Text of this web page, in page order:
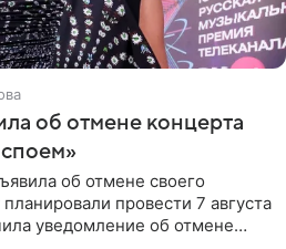
об отмене концерта
об отмене своего
провести 7 августа
уведомление об отмене